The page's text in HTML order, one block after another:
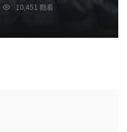
10,451 觀看